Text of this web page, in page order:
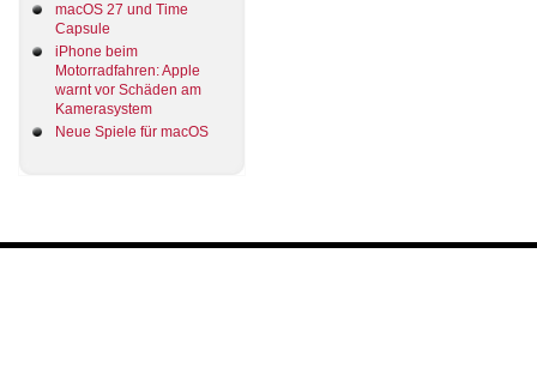
macOS 27 und Time
Capsule
iPhone beim
Motorradfahren: Apple
warnt vor Schäden am
Kamerasystem
Neue Spiele für macOS